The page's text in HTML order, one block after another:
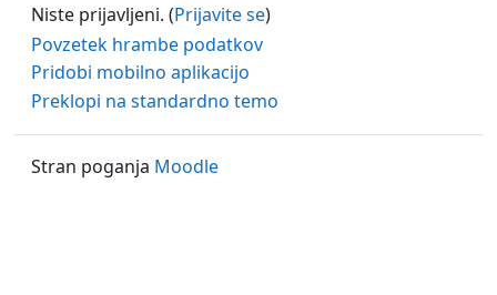
Niste prijavljeni. (Prijavite se)
Povzetek hrambe podatkov
Pridobi mobilno aplikacijo
Preklopi na standardno temo
Stran poganja Moodle